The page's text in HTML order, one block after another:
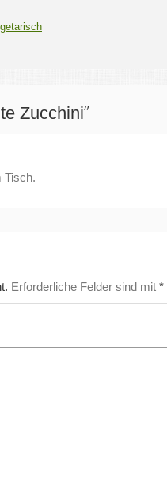
Zucchini”
Tisch.
Erforderliche Felder sind mit *